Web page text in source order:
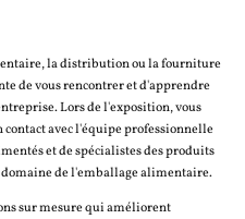
la distribution ou la fourniture
de vous rencontrer et d'apprendre
Lors de l'exposition, vous
avec l'équipe professionnelle
et de spécialistes des produits
domaine de l'emballage alimentaire.
sur mesure qui améliorent